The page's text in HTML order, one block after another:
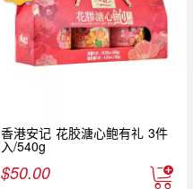
香港安记 花胶溏心鲍有礼 3件
入/540g
$50.00